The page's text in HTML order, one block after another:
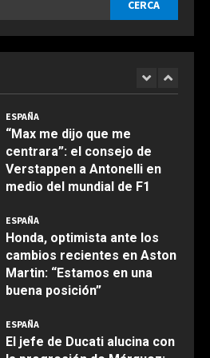
Agosto 6, 2026
ESPAÑA
“Max me dijo que me
centrara”: el consejo de
Verstappen a Antonelli en
medio del mundial de F1
ESPAÑA
Honda, optimista ante los
cambios recientes en Aston
Martin: “Estamos en una
buena posición”
ESPAÑA
El jefe de Ducati alucina con
COCINA
Ensalada de espinacas
deliciosa
Maggio 28, 2026
Boquerones fritos en
freidora de aire
Aprile 24, 2026
Buñuelos de alcachofas
Aprile 5, 2026